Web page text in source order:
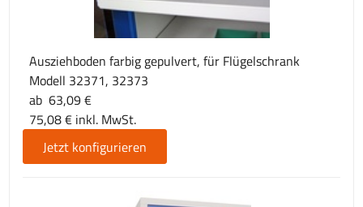
Ausziehboden farbig gepulvert, für Flügelschrank
Modell 32371, 32373
ab 63,09 €
75,08 € inkl. MwSt.
Jetzt konfigurieren